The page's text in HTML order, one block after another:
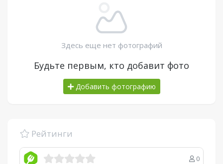
Здесь еще нет фотографий
Будьте первым, кто добавит фото
Добавить фотографию
Рейтинги
0